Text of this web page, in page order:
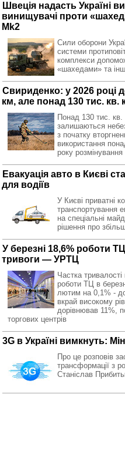
Швеція надасть Україні
винищувачі проти
Mk2
Сили оборони
системи
комплекси
«шахедами» та
Свириденко: у 2026 році
км, але понад 130 тис. кв.
Понад 130 тис. кв.
залишаються
з початку
використання
року
Евакуація авто в Києві
для водіїв
У Києві приватні
транспортування
на спеціальні
рішення про
У березні 18,6% роботи
тривоги — УРТЦ
Частка
роботи ТЦ в
лютим на 0,1% -
вкрай високому
дорівнював 11%,
торгових центрів
3G в Україні вимкнуть:
Про це розповів
трансформації з
Станіслав